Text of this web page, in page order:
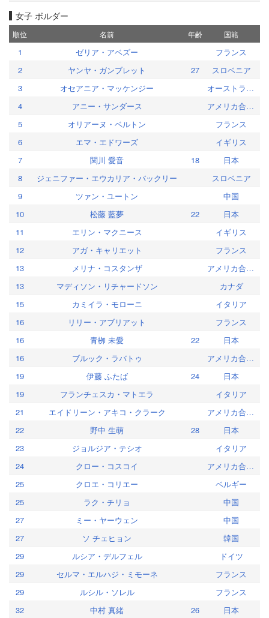
女子 ボルダー
順位 名前 年齢 国籍
1 ゼリア・アベズー
フランス
2
ヤンヤ・ガンブレット 27
スロベニア
3
オセアニア・マッケンジー
オーストラリア
4
アニー・サンダース
アメリカ合衆国
5
オリアーヌ・ベルトン
フランス
6
エマ・エドワーズ
イギリス
7
関川 愛音 18
日本
8
ジェニファー・エウカリア・バックリー
スロベニア
9
ツァン・ユートン
中国
10
松藤 藍夢 22
日本
11
エリン・マクニース
イギリス
12
アガ・キャリエット
フランス
13
メリナ・コスタンザ
アメリカ合衆国
13
マディソン・リチャードソン
カナダ
15
カミイラ・モローニ
イタリア
16
リリー・アブリアット
フランス
16
青栁 未愛 22
日本
16
ブルック・ラバトゥ
アメリカ合衆国
19
伊藤 ふたば 24
日本
19
フランチェスカ・マトエラ
イタリア
21
エイドリーン・アキコ・クラーク
アメリカ合衆国
22
野中 生萌 28
日本
23
ジョルジア・テシオ
イタリア
24
クロー・コスコイ
アメリカ合衆国
25
クロエ・コリエー
ベルギー
25
ラク・チリョ
中国
27
ミー・ヤーウェン
中国
27
ソ チェヒョン
韓国
29
ルシア・デルフェル
ドイツ
29
セルマ・エルハジ・ミモーネ
フランス
29
ルシル・ソレル
フランス
32
中村 真緒 26
日本